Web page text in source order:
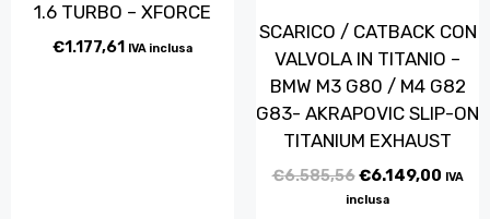
1.6 TURBO – XFORCE
€1.177,61 IVA inclusa
SCARICO / CATBACK CON
VALVOLA IN TITANIO –
BMW M3 G80 / M4 G82
G83- AKRAPOVIC SLIP-ON
TITANIUM EXHAUST
€6.585,56€6.149,00 IVA
inclusa